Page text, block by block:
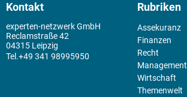
Kontakt
experten-netzwerk GmbH
Reclamstraße 42
04315 Leipzig
+49 341 98995950
Rubriken
Assekuranz
Finanzen
Recht
Management
Wirtschaft
Themenwelt